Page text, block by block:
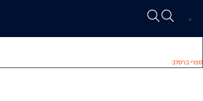
ספרי ברסלב